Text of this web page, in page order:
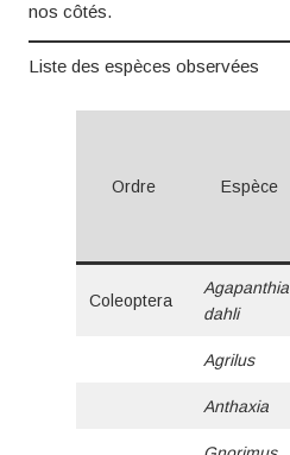
nos côtés.
Liste des espèces observées
Ordre Espèce
Coleoptera
Agapanthia
dahli
Agrilus
Anthaxia